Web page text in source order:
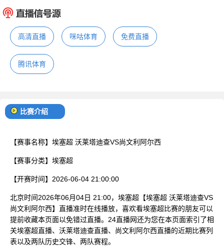
高清直播 咪咕体育 免费直播
腾讯体育
比赛介绍
【赛事名称】 埃塞超 沃莱塔迪查VS尚文利阿尔西
【赛事分类】 埃塞超
【开赛时间】 2026-06-04 21:00:00
北京时间2026年06月04日 21:00，埃塞超【埃塞超 沃莱塔迪查VS
尚文利阿尔西】直播准时在线播放，喜欢看埃塞超比赛的朋友可以
提前收藏本页面以免错过直播。24直播网还为您在本页面索引了相
关埃塞超直播、沃莱塔迪查直播、尚文利阿尔西直播的近期比赛列
表以及两队历史交锋、两队赛程。